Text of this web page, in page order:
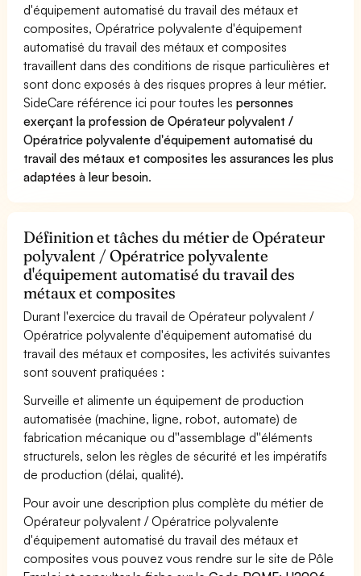
d'équipement automatisé du travail des métaux et
composites, Opératrice polyvalente d'équipement
automatisé du travail des métaux et composites
travaillent dans des conditions de risque particulières et
sont donc exposés à des risques propres à leur métier.
SideCare référence ici pour toutes lespersonnes
exerçant la profession de Opérateur polyvalent /
Opératrice polyvalente d'équipement automatisé du
travail des métaux et composites les assurances les plus
adaptées à leur besoin.
Définition et tâches du métier de Opérateur
polyvalent / Opératrice polyvalente
d'équipement automatisé du travail des
métaux et composites
Durant l'exercice du travail de Opérateur polyvalent /
Opératrice polyvalente d'équipement automatisé du
travail des métaux et composites, les activités suivantes
sont souvent pratiquées :
Surveille et alimente un équipement de production
automatisée (machine, ligne, robot, automate) de
fabrication mécanique ou d''assemblage d''éléments
structurels, selon les règles de sécurité et les impératifs
de production (délai, qualité).
Pour avoir une description plus complète du métier de
Opérateur polyvalent / Opératrice polyvalente
d'équipement automatisé du travail des métaux et
composites vous pouvez vous rendre sur le site de Pôle